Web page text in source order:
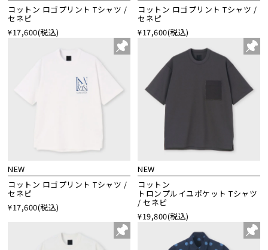
コットン ロゴプリント Tシャツ /
セネピ
¥17,600(税込)
コットン ロゴプリント Tシャツ /
セネピ
¥17,600(税込)
NEW
コットン ロゴプリント Tシャツ /
セネピ
¥17,600(税込)
NEW
コットン
トロンプルイユポケット Tシャツ
/ セネピ
¥19,800(税込)